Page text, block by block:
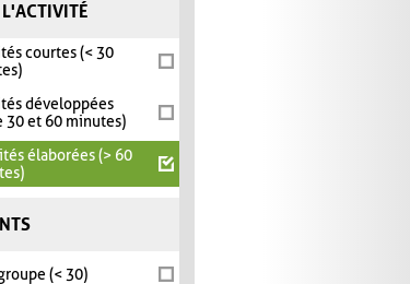
courtes (< 30
développées
30 et 60 minutes)
élaborées (> 60
(< 30)